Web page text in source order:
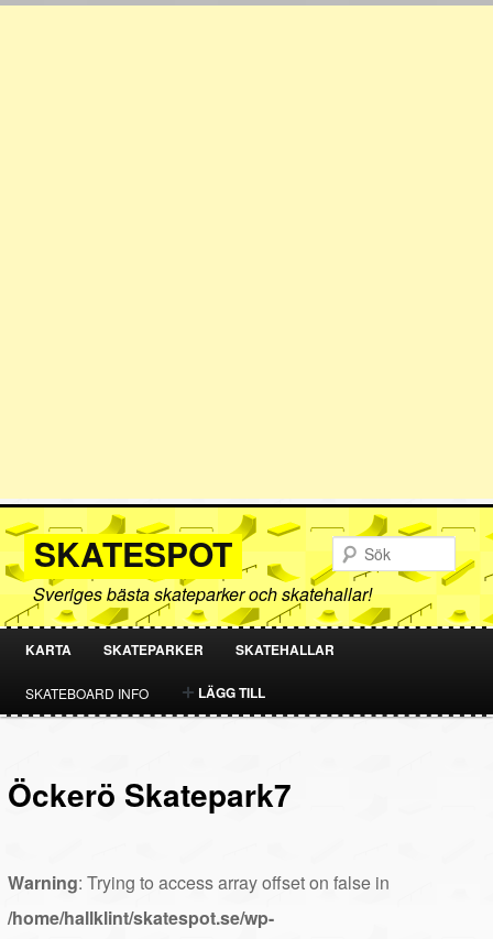
SKATESPOT
Sveriges bästa skateparker och skatehallar!
HOPPA
TILL
HOPPA
TILL
KARTA SKATEPARKER SKATEHALLAR
SKATEBOARD INFO LÄGG TILL
Öckerö Skatepark7
Warning: Trying to access array offset on false in
/home/hallklint/skatespot.se/wp-